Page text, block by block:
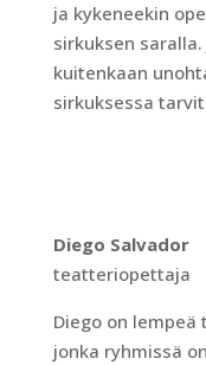
ja kykeneekin
sirkuksen
kuitenkaan
sirkuksessa
Diego Salvador
teatteriopettaja
Diego on
jonka ryhmissä